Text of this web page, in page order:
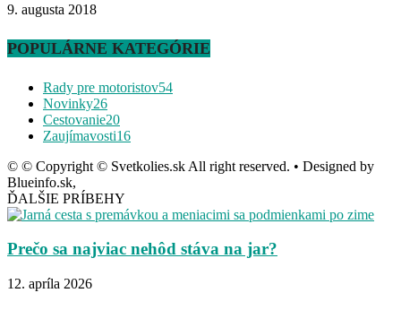
9. augusta 2018
POPULÁRNE KATEGÓRIE
Rady pre motoristov54
Novinky26
Cestovanie20
Zaujímavosti16
© © Copyright © Svetkolies.sk All right reserved. • Designed by
Blueinfo.sk,
ĎALŠIE PRÍBEHY
Prečo sa najviac nehôd stáva na jar?
12. apríla 2026